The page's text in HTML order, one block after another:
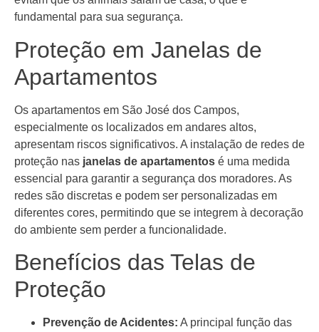
fundamental para sua segurança.
Proteção em Janelas de
Apartamentos
Os apartamentos em São José dos Campos,
especialmente os localizados em andares altos,
apresentam riscos significativos. A instalação de redes de
proteção nas janelas de apartamentos é uma medida
essencial para garantir a segurança dos moradores. As
redes são discretas e podem ser personalizadas em
diferentes cores, permitindo que se integrem à decoração
do ambiente sem perder a funcionalidade.
Benefícios das Telas de
Proteção
Prevenção de Acidentes: A principal função das